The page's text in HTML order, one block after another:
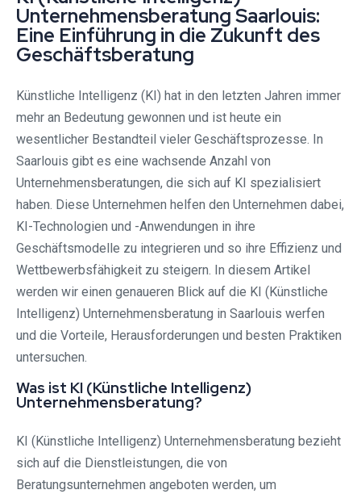
Unternehmensberatung Saarlouis:
Eine Einführung in die Zukunft des
Geschäftsberatung
Künstliche Intelligenz (KI) hat in den letzten Jahren immer
mehr an Bedeutung gewonnen und ist heute ein
wesentlicher Bestandteil vieler Geschäftsprozesse. In
Saarlouis gibt es eine wachsende Anzahl von
Unternehmensberatungen, die sich auf KI spezialisiert
haben. Diese Unternehmen helfen den Unternehmen dabei,
KI-Technologien und -Anwendungen in ihre
Geschäftsmodelle zu integrieren und so ihre Effizienz und
Wettbewerbsfähigkeit zu steigern. In diesem Artikel
werden wir einen genaueren Blick auf die KI (Künstliche
Intelligenz) Unternehmensberatung in Saarlouis werfen
und die Vorteile, Herausforderungen und besten Praktiken
untersuchen.
Was ist KI (Künstliche Intelligenz)
Unternehmensberatung?
KI (Künstliche Intelligenz) Unternehmensberatung bezieht
sich auf die Dienstleistungen, die von
Beratungsunternehmen angeboten werden, um